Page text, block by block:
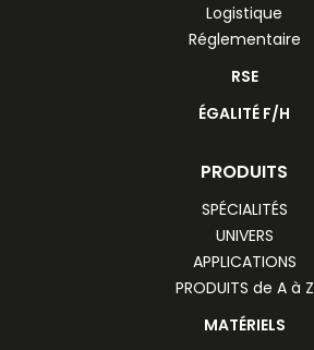
Logistique
Réglementaire
RSE
ÉGALITÉ F/H
PRODUITS
SPÉCIALITÉS
UNIVERS
APPLICATIONS
PRODUITS de A à Z
MATÉRIELS